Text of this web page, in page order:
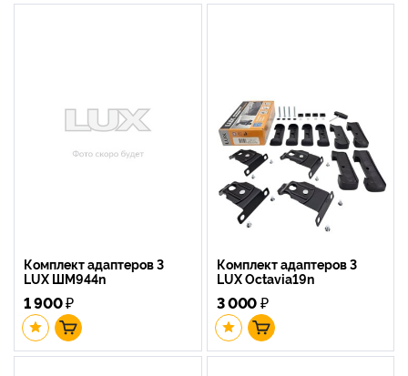
Комплект адаптеров 3
LUX ШМ944n
1 900₽
Комплект адаптеров 3
LUX Octavia19n
3 000₽